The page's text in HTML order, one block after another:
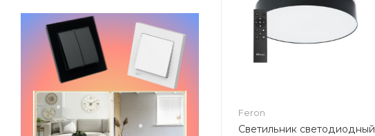
Feron
Светильник светодиодный